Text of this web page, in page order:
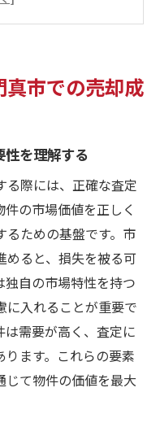
初期準備
用法
踏み出すための心
る方法
の見極め方
格設定のコツ
戦略の立案
析する
戦略の導入
ないポイント門真
市での売却成
を理解する
る際には、正確な査定
の市場価値を正しく
るための基盤です。市
めると、損失を被る可
自の市場特性を持つ
に入れることが重要で
需要が高く、査定に
ます。これらの要素
じて物件の価値を最大